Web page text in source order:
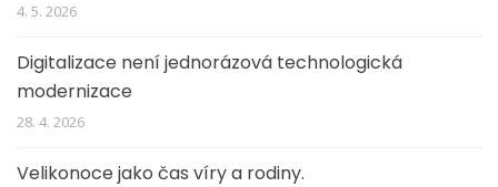
4. 5. 2026
Digitalizace není jednorázová technologická
modernizace
28. 4. 2026
Velikonoce jako čas víry a rodiny.